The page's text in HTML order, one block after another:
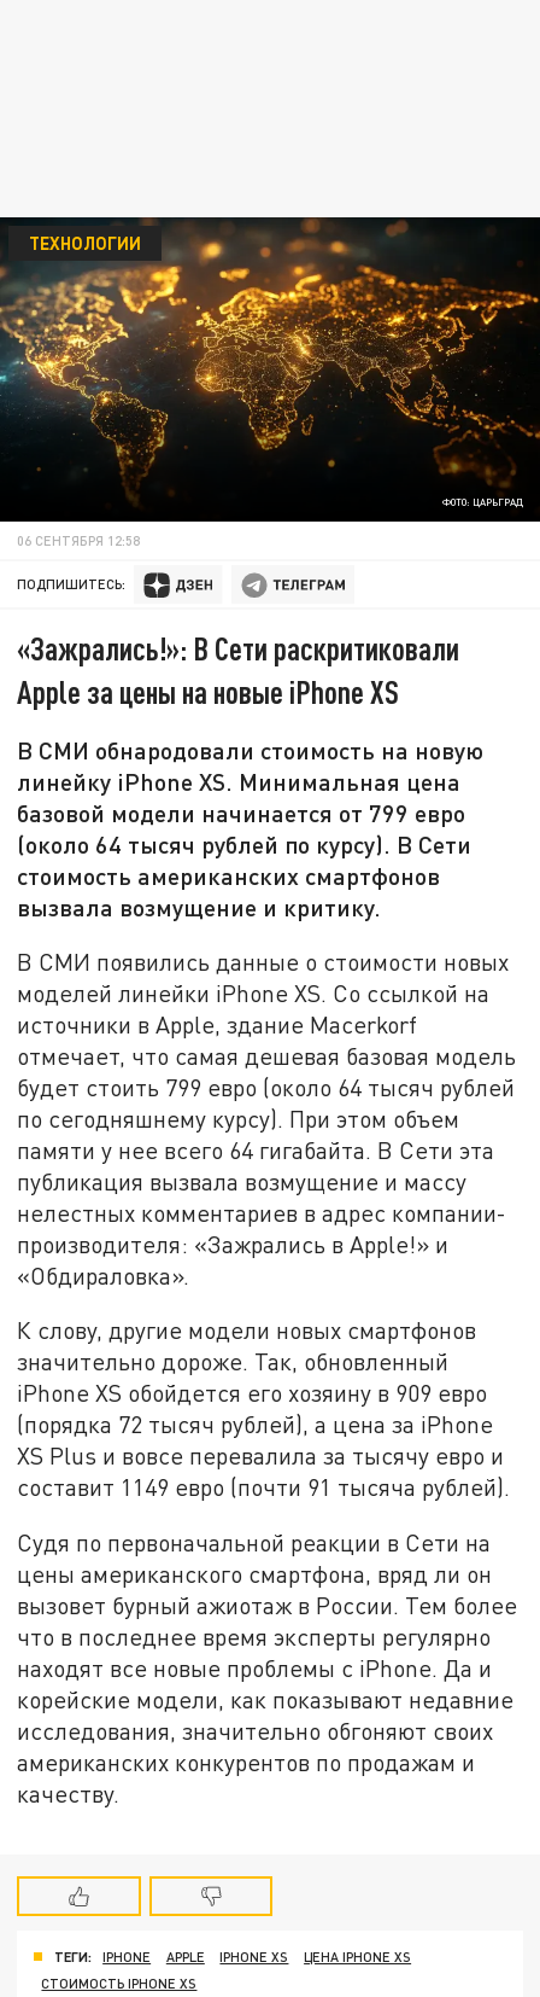
ФОТО: ЦАРЬГРАД
ТЕХНОЛОГИИ
06 СЕНТЯБРЯ 12:58
ПОДПИШИТЕСЬ:
«Зажрались!»: В Сети раскритиковали
Apple за цены на новые iPhone XS
В СМИ обнародовали стоимость на новую
линейку iPhone XS. Минимальная цена
базовой модели начинается от 799 евро
(около 64 тысяч рублей по курсу). В Сети
стоимость американских смартфонов
вызвала возмущение и критику.
В СМИ появились данные о стоимости новых
моделей линейки iPhone XS. Со ссылкой на
источники в Apple, здание Macerkorf
отмечает, что самая дешевая базовая модель
будет стоить 799 евро (около 64 тысяч рублей
по сегодняшнему курсу). При этом объем
памяти у нее всего 64 гигабайта. В Сети эта
публикация вызвала возмущение и массу
нелестных комментариев в адрес компании-
производителя: «Зажрались в Apple!» и
«Обдираловка».
К слову, другие модели новых смартфонов
значительно дороже. Так, обновленный
iPhone XS обойдется его хозяину в 909 евро
(порядка 72 тысяч рублей), а цена за iPhone
XS Plus и вовсе перевалила за тысячу евро и
составит 1149 евро (почти 91 тысяча рублей).
Судя по первоначальной реакции в Сети на
цены американского смартфона, вряд ли он
вызовет бурный ажиотаж в России. Тем более
что в последнее время эксперты регулярно
находят все новые проблемы с iPhone. Да и
корейские модели, как показывают недавние
исследования, значительно обгоняют своих
американских конкурентов по продажам и
качеству.
ТЕГИ: IPHONE APPLE IPHONE XS
ЦЕНА IPHONE XS
СТОИМОСТЬ IPHONE XS